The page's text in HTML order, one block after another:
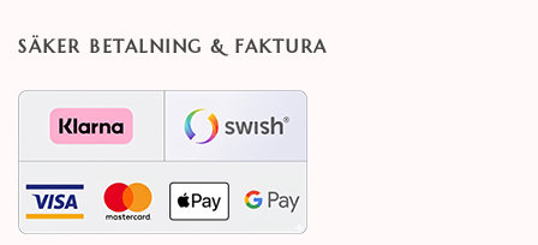
SÄKER BETALNING & FAKTURA